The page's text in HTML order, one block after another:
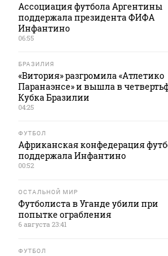
Ассоциация футбола Аргентины
поддержала президента ФИФА
Инфантино
06:55
БРАЗИЛИЯ
«Витория» разгромила «Атлетико
Паранаэнсе» и вышла в
Кубка Бразилии
04:25
ФУТБОЛ
Африканская конфедерация
поддержала Инфантино
00:52
ОСТАЛЬНОЙ МИР
Футболиста в Уганде убили при
попытке ограбления
6 августа 23:41
ФУТБОЛ